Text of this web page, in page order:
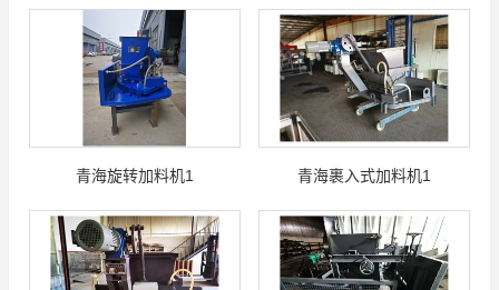
青海旋转加料机1 青海裹入式加料机1